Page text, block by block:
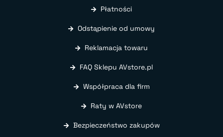
Płatności
Odstąpienie od umowy
Reklamacja towaru
FAQ Sklepu AVstore.pl
Współpraca dla firm
Raty w AVstore
Bezpieczeństwo zakupów